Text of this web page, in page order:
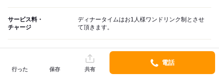
サービス料・
チャージ
ディナータイムはお1人様ワンドリンク制とさせ
て頂きます。
行った 保存 共有
電話